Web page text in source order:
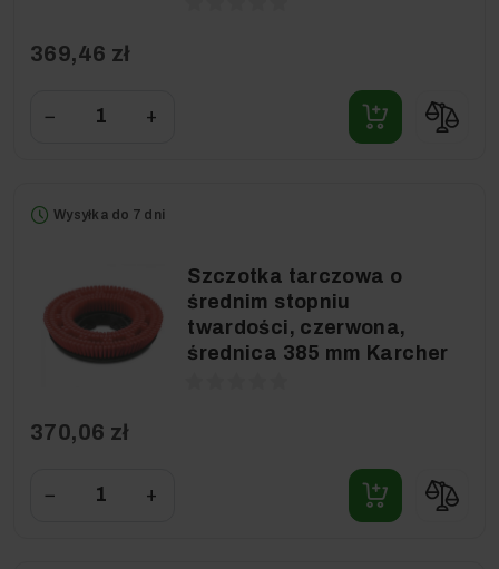
369,46 zł
− +
Wysyłka do 7 dni
Szczotka tarczowa o
średnim stopniu
twardości, czerwona,
średnica 385 mm Karcher
370,06 zł
− +